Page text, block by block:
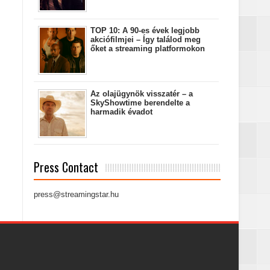
TOP 10: A 90-es évek legjobb
akciófilmjei – Így találod meg
őket a streaming platformokon
Az olajügynök visszatér – a
SkyShowtime berendelte a
harmadik évadot
Press Contact
press@streamingstar.hu